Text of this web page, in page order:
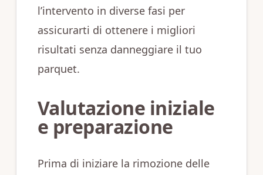
l’intervento in diverse fasi per
assicurarti di ottenere i migliori
risultati senza danneggiare il tuo
parquet.
Valutazione iniziale
e preparazione
Prima di iniziare la rimozione delle